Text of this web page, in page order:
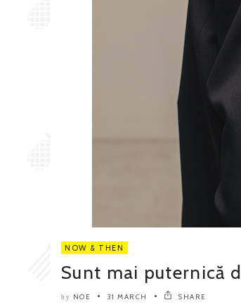
NOW & THEN
Sunt mai puternică
by NOE 31 MARCH SHARE